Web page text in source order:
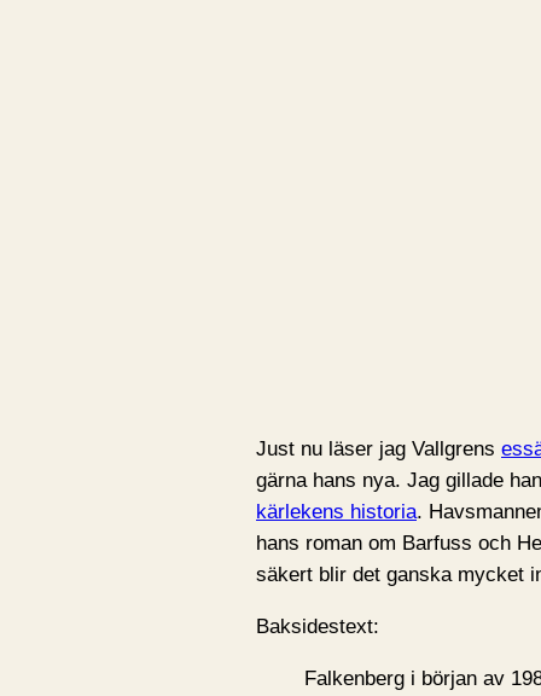
Just nu läser jag Vallgrens
gärna hans nya. Jag gillade
kärlekens historia.
hans roman om Barfuss och
säkert blir det ganska mycket
Baksidestext:
Falkenberg i början av